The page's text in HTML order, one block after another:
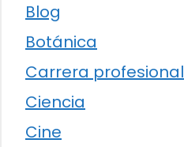
Blog
Botánica
Carrera profesional
Ciencia
Cine